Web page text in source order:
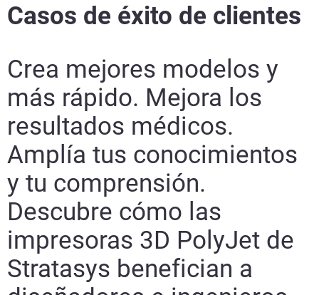
Casos de éxito de clientes
Crea mejores modelos y
más rápido. Mejora los
resultados médicos.
Amplía tus conocimientos
y tu comprensión.
Descubre cómo las
impresoras 3D PolyJet de
Stratasys benefician a